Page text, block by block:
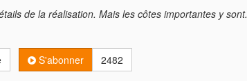
de la réalisation. Mais les côtes importantes y sont.
S'abonner 2482